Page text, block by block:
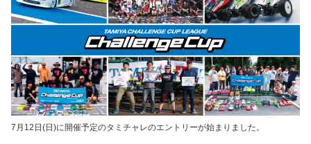
7月12日(日)に開催予定のタミチャレのエントリーが始まりました。